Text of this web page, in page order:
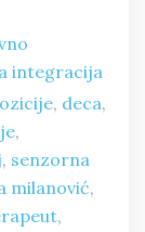
integracija
, deca,
,
, senzorna
milanović,
,